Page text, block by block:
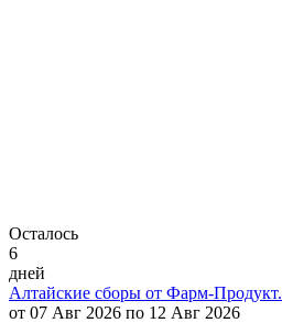
Осталось
6
дней
Алтайские сборы от Фарм-Продукт.
от 07 Авг 2026 по 12 Авг 2026